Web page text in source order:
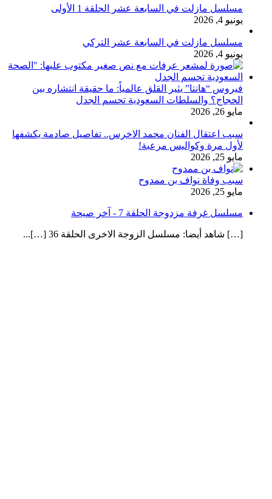
مسلسل مازلت في السابعة عشر الحلقة 1 الأولى
يونيو 4, 2026
مسلسل مازلت في السابعة عشر التركي
يونيو 4, 2026
فيروس “هانتا” يثير القلق عالمياً: ما حقيقة انتشاره بين
الحجاج؟ والسلطات السعودية تحسم الجدل
مايو 26, 2026
سبب اعتقال الفنان محمد الاخرس.. تفاصيل صادمة يكشفها
لأول مرة وكواليس مرعبة!
مايو 25, 2026
سبب وفاة نواف بن ممدوح
مايو 25, 2026
مسلسل غرفة مزدوجة الحلقة 7 - آخر صيحة
[…] شاهد أيضا: مسلسل الزوجة الاخرى الحلقة 36 […]...